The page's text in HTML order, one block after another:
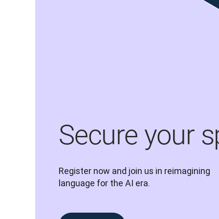
Secure your
Register now and join us in reimagining
language for the AI era.